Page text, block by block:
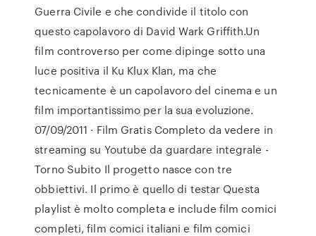
Guerra Civile e che condivide il titolo con
questo capolavoro di David Wark Griffith.Un
film controverso per come dipinge sotto una
luce positiva il Ku Klux Klan, ma che
tecnicamente è un capolavoro del cinema e un
film importantissimo per la sua evoluzione.
07/09/2011 · Film Gratis Completo da vedere in
streaming su Youtube da guardare integrale -
Torno Subito Il progetto nasce con tre
obbiettivi. Il primo è quello di testar Questa
playlist è molto completa e include film comici
completi, film comici italiani e film comici